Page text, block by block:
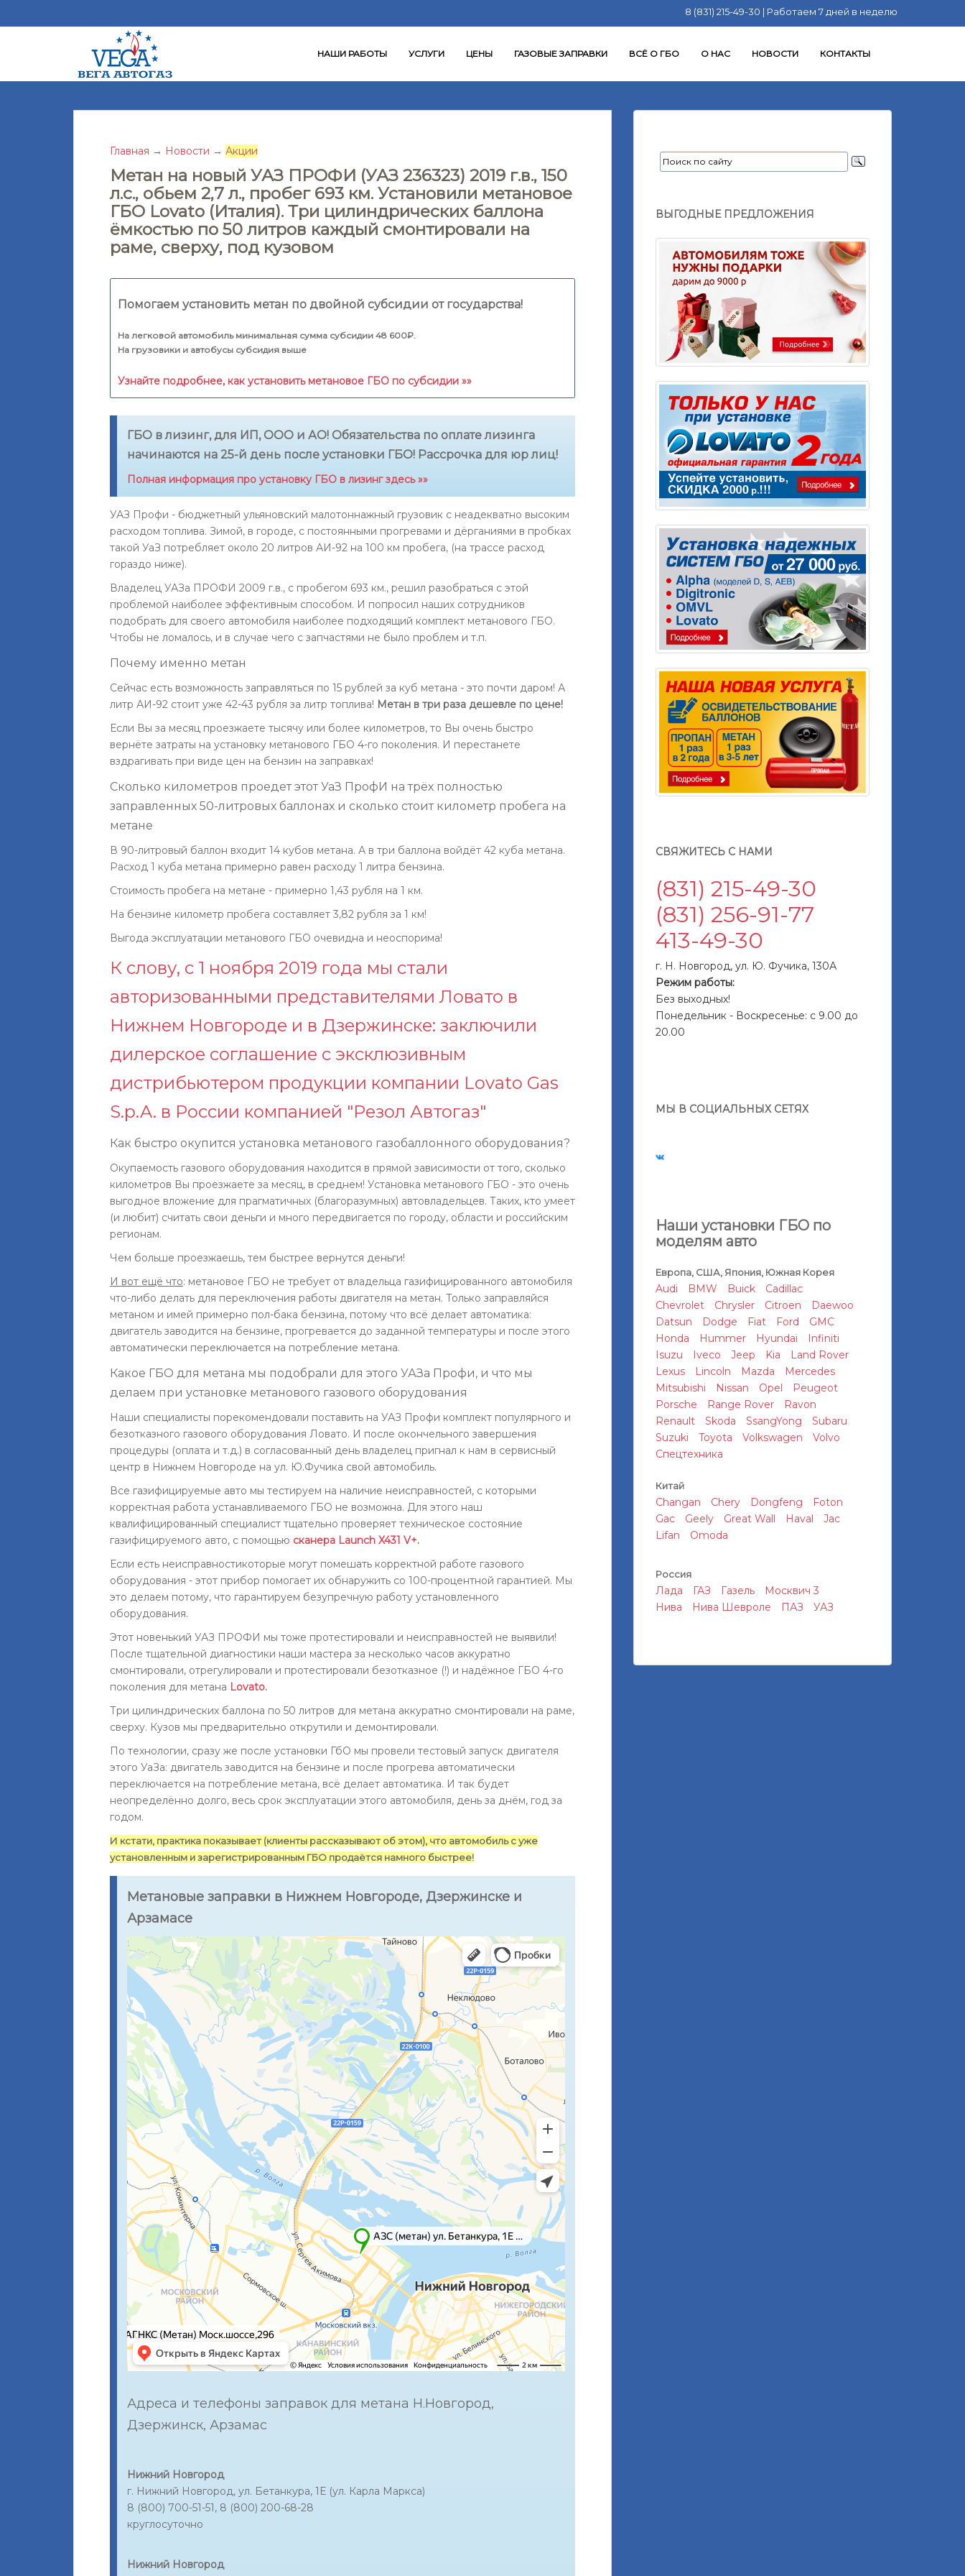
8 (831) 215-49-30 | Работаем 7 дней в неделю
p
НАШИ РАБОТЫ УСЛУГИ ЦЕНЫ ГАЗОВЫЕ ЗАПРАВКИ ВСЁ О ГБО О НАС НОВОСТИ КОНТАКТЫ
Главная → Новости → Акции
Метан на новый УАЗ ПРОФИ (УАЗ 236323) 2019 г.в., 150
л.с., обьем 2,7 л., пробег 693 км. Установили метановое
ГБО Lovato (Италия). Три цилиндрических баллона
ёмкостью по 50 литров каждый смонтировали на
раме, сверху, под кузовом
Помогаем установить метан по двойной субсидии от государства!
На легковой автомобиль минимальная сумма субсидии 48 600₽.
На грузовики и автобусы субсидия выше
Узнайте подробнее, как установить метановое ГБО по субсидии »»
ГБО в лизинг, для ИП, ООО и АО! Обязательства по оплате лизинга
начинаются на 25-й день после установки ГБО! Рассрочка для юр лиц!
Полная информация про установку ГБО в лизинг здесь »»
УАЗ Профи - бюджетный ульяновский малотоннажный грузовик с неадекватно высоким
расходом топлива. Зимой, в городе, с постоянными прогревами и дёрганиями в пробках
такой УаЗ потребляет около 20 литров АИ-92 на 100 км пробега, (на трассе расход
гораздо ниже).
Владелец УАЗа ПРОФИ 2009 г.в., с пробегом 693 км., решил разобраться с этой
проблемой наиболее эффективным способом. И попросил наших сотрудников
подобрать для своего автомобиля наиболее подходящий комплект метанового ГБО.
Чтобы не ломалось, и в случае чего с запчастями не было проблем и т.п.
Почему именно метан
Сейчас есть возможность заправляться по 15 рублей за куб метана - это почти даром! А
литр АИ-92 стоит уже 42-43 рубля за литр топлива! Метан в три раза дешевле по цене!
Если Вы за месяц проезжаете тысячу или более километров, то Вы очень быстро
вернёте затраты на установку метанового ГБО 4-го поколения. И перестанете
вздрагивать при виде цен на бензин на заправках!
Сколько километров проедет этот УаЗ ПрофИ на трёх полностью
заправленных 50-литровых баллонах и сколько стоит километр пробега на
метане
В 90-литровый баллон входит 14 кубов метана. А в три баллона войдёт 42 куба метана.
Расход 1 куба метана примерно равен расходу 1 литра бензина.
Стоимость пробега на метане - примерно 1,43 рубля на 1 км.
На бензине километр пробега составляет 3,82 рубля за 1 км!
Выгода эксплуатации метанового ГБО очевидна и неоспорима!
К слову, с 1 ноября 2019 года мы стали
авторизованными представителями Ловато в
Нижнем Новгороде и в Дзержинске: заключили
дилерское соглашение с эксклюзивным
дистрибьютером продукции компании Lovato Gas
S.p.A. в России компанией "Резол Автогаз"
Как быстро окупится установка метанового газобаллонного оборудования?
Окупаемость газового оборудования находится в прямой зависимости от того, сколько
километров Вы проезжаете за месяц, в среднем! Установка метанового ГБО - это очень
выгодное вложение для прагматичных (благоразумных) автовладельцев. Таких, кто умеет
(и любит) считать свои деньги и много передвигается по городу, области и российским
регионам.
Чем больше проезжаешь, тем быстрее вернутся деньги!
И вот ещё что: метановое ГБО не требует от владельца газифицированного автомобиля
что-либо делать для переключения работы двигателя на метан. Только заправляйся
метаном и имей примерно пол-бака бензина, потому что всё делает автоматика:
двигатель заводится на бензине, прогревается до заданной температуры и после этого
автоматически переключается на потребление метана.
Какое ГБО для метана мы подобрали для этого УАЗа Профи, и что мы
делаем при установке метанового газового оборудования
Наши специалисты порекомендовали поставить на УАЗ Профи комплект популярного и
безотказного газового оборудования Ловато. И после окончельного завершения
процедуры (оплата и т.д.) в согласованный день владелец пригнал к нам в сервисный
центр в Нижнем Новгороде на ул. Ю.Фучика свой автомобиль.
Все газифицируемые авто мы тестируем на наличие неисправностей, с которыми
корректная работа устанавливаемого ГБО не возможна. Для этого наш
квалифицированный специалист тщательно проверяет техническое состояние
газифицируемого авто, с помощью сканера Launch X431 V+.
Если есть неисправностикоторые могут помешать корректной работе газового
оборудования - этот прибор помогает их обнаружить со 100-процентной гарантией. Мы
это делаем потому, что гарантируем безупречную работу установленного
оборудования.
Этот новенький УАЗ ПРОФИ мы тоже протестировали и неисправностей не выявили!
После тщательной диагностики наши мастера за несколько часов аккуратно
смонтировали, отрегулировали и протестировали безотказное (!) и надёжное ГБО 4-го
поколения для метана Lovato.
Три цилиндрических баллона по 50 литров для метана аккуратно смонтировали на раме,
сверху. Кузов мы предварительно открутили и демонтировали.
По технологии, сразу же после установки ГбО мы провели тестовый запуск двигателя
этого УаЗа: двигатель заводится на бензине и после прогрева автоматически
переключается на потребление метана, всё делает автоматика. И так будет
неопределённо долго, весь срок эксплуатации этого автомобиля, день за днём, год за
годом.
И кстати, практика показывает (клиенты рассказывают об этом), что автомобиль с уже
установленным и зарегистрированным ГБО продаётся намного быстрее!
Метановые заправки в Нижнем Новгороде, Дзержинске и
Арзамасе
Адреса и телефоны заправок для метана Н.Новгород,
Дзержинск, Арзамас
Нижний Новгород
г. Нижний Новгород, ул. Бетанкура, 1Е (ул. Карла Маркса)
8 (800) 700-51-51, 8 (800) 200-68-28
круглосуточно
Нижний Новгород
ВЫГОДНЫЕ ПРЕДЛОЖЕНИЯ
СВЯЖИТЕСЬ С НАМИ
(831) 215-49-30
(831) 256-91-77
413-49-30
г. Н. Новгород, ул. Ю. Фучика, 130А
Режим работы:
Без выходных!
Понедельник - Воскресенье: с 9.00 до
20.00
МЫ В СОЦИАЛЬНЫХ СЕТЯХ
Наши установки ГБО по
моделям авто
Европа, США, Япония, Южная Корея
Audi BMW Buick
Cadillac
Chevrolet
Chrysler Citroen
Daewoo
Datsun
Dodge Fiat Ford
GMC
Honda
Hummer Hyundai
Infiniti
Isuzu
Iveco Jeep Kia
Land Rover
Lexus
Lincoln Mazda
Mercedes
Mitsubishi
Nissan Opel
Peugeot
Porsche
Range Rover
Ravon
Renault
Skoda SsangYong
Subaru
Suzuki
Toyota Volkswagen
Volvo
Спецтехника
Китай
Changan Chery Dongfeng
Foton
Gac
Geely Great Wall Haval
Jac
Lifan
Omoda
Россия
Лада ГАЗ Газель
Москвич 3
Нива
Нива Шевроле ПАЗ УАЗ